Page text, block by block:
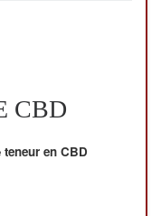
CBD
teneur en CBD